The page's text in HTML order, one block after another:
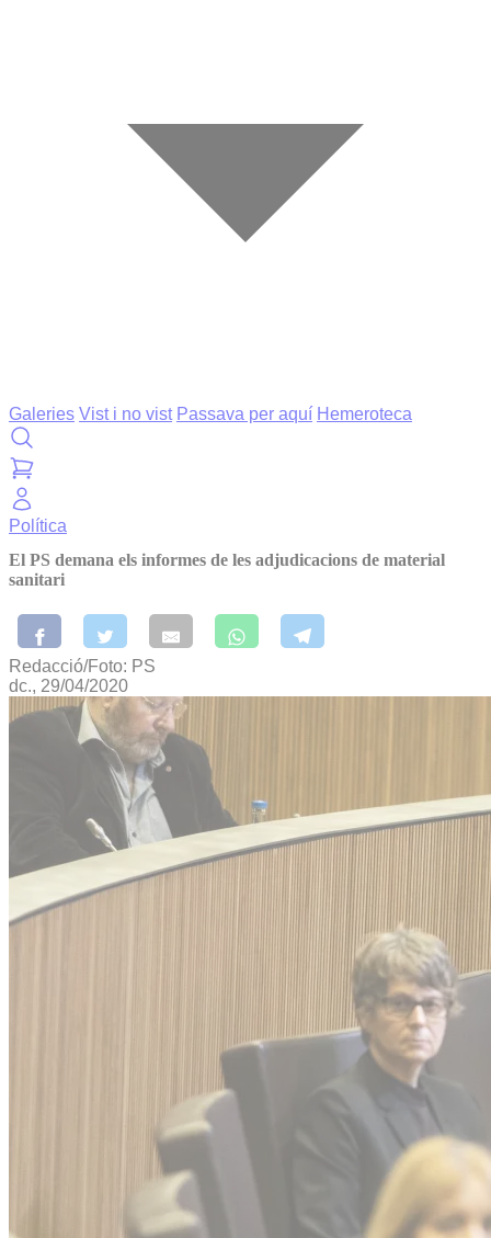
Galeries Vist i no vist Passava per aquí Hemeroteca
Política
El PS demana els informes de les adjudicacions de material
sanitari
Redacció/Foto: PS
dc., 29/04/2020